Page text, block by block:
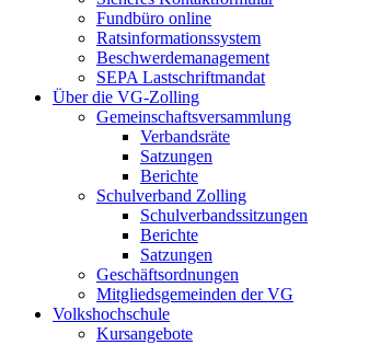
Fundbüro online
Ratsinformationssystem
Beschwerdemanagement
SEPA Lastschriftmandat
Über die VG-Zolling
Gemeinschaftsversammlung
Verbandsräte
Satzungen
Berichte
Schulverband Zolling
Schulverbandssitzungen
Berichte
Satzungen
Geschäftsordnungen
Mitgliedsgemeinden der VG
Volkshochschule
Kursangebote